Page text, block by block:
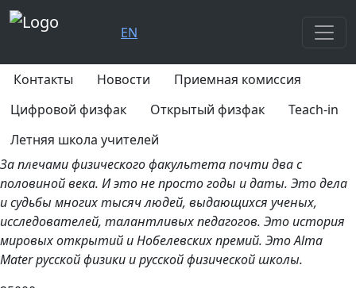
EN
Контакты Новости
Приемная комиссия
Цифровой физфак
Открытый физфак
Teach-in
Летняя школа учителей
Previous
За плечами физического факультета почти два с
половиной века. И это не просто годы и даты. Это дела
и судьбы многих тысяч людей, выдающихся ученых,
исследователей, талантливых педагогов. Это история
мировых открытий и Нобелевских премий. Это Alma
Mater русской физики и русской физической школы.